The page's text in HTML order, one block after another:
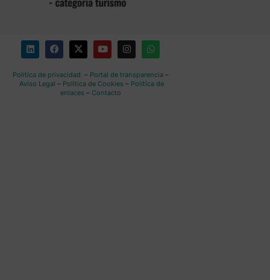
Política de privacidad – Portal de transparencia–
Aviso Legal – Política de Cookies – Política de
enlaces – Contacto